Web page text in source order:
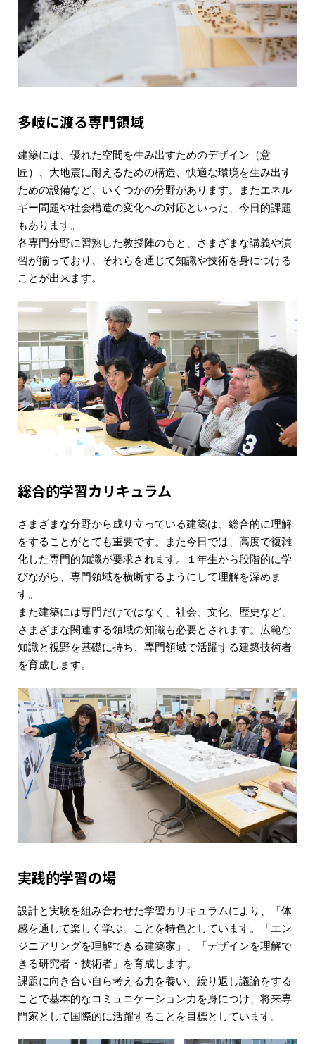
多岐に渡る専門領域
建築には、優れた空間を生み出すためのデザイン（意
匠）、大地震に耐えるための構造、快適な環境を生み出す
ための設備など、いくつかの分野があります。またエネル
ギー問題や社会構造の変化への対応といった、今日的課題
もあります。
各専門分野に習熟した教授陣のもと、さまざまな講義や演
習が揃っており、それらを通じて知識や技術を身につける
ことが出来ます。
総合的学習カリキュラム
さまざまな分野から成り立っている建築は、総合的に理解
をすることがとても重要です。また今日では、高度で複雑
化した専門的知識が要求されます。１年生から段階的に学
びながら、専門領域を横断するようにして理解を深めま
す。
また建築には専門だけではなく、社会、文化、歴史など、
さまざまな関連する領域の知識も必要とされます。広範な
知識と視野を基礎に持ち、専門領域で活躍する建築技術者
を育成します。
実践的学習の場
設計と実験を組み合わせた学習カリキュラムにより、「体
感を通して楽しく学ぶ」ことを特色としています。「エン
ジニアリングを理解できる建築家」、「デザインを理解で
きる研究者・技術者」を育成します。
課題に向き合い自ら考える力を養い、繰り返し議論をする
ことで基本的なコミュニケーション力を身につけ、将来専
門家として国際的に活躍することを目標としています。